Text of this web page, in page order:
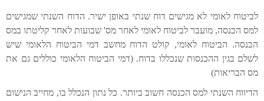
לביטוח לאומי לא מגישים דוח שנתי באופן ישיר. הדוח השנתי שמגישים
למס הכנסה, מועבר לביטוח לאומי לאחר מס' שבועות לאחר קליטתו במס
הכנסה. הביטוח לאומי, קולט הדוח מחשב דמי הביטוח הלאומי שיש
לשלם בגין ההכנסות שנכללו בדוח. (דמי הביטוח הלאומי כוללים גם את
מס הבריאות)
הדיווח השנתי למס הכנסה חשוב ביותר. כל נתון הנכלל בו, מחייב הנישום